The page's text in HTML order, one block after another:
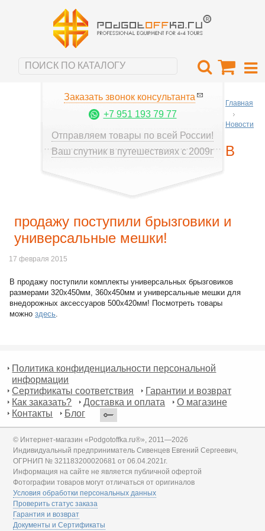
Заказать звонок консультанта
+7 951 193 79 77
Отправляем товары по всей России!
Ваш спутник в путешествиях с 2009г
Главная
Новости
В
продажу поступили брызговики и
универсальные мешки!
17 февраля 2015
В продажу поступили комплекты универсальных брызговиков
размерами 320х450мм, 360х450мм и универсальные мешки для
внедорожных аксессуаров 500х420мм! Посмотреть товары
можноздесь
Политика конфиденциальности персональной
информации
Сертификаты соответствия
Гарантии и возврат
Как заказать?
Доставка и оплата
О магазине
Контакты
Блог
© Интернет-магазин «Podgotoffka.ru®», 2011—2026
Индивидуальный предприниматель Сивенцев Евгений Сергеевич,
ОГРНИП № 321183200020681 от 06.04.2021г.
Информация на сайте не является публичной офертой
Фотографии товаров могут отличаться от оригиналов
Условия обработки персональных данных
Проверить статус заказа
Гарантия и возврат
Документы и Сертификаты